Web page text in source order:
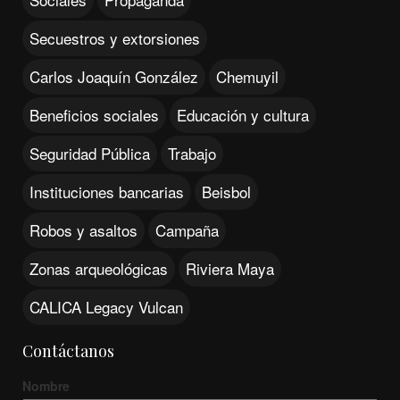
Secuestros y extorsiones
Carlos Joaquín González
Chemuyil
Beneficios sociales
Educación y cultura
Seguridad Pública
Trabajo
Instituciones bancarias
Beisbol
Robos y asaltos
Campaña
Zonas arqueológicas
Riviera Maya
CALICA Legacy Vulcan
Contáctanos
Nombre